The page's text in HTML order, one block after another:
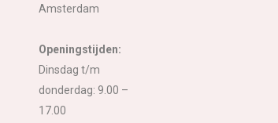
Amsterdam
Openingstijden:
Dinsdag t/m
donderdag: 9.00 –
17.00